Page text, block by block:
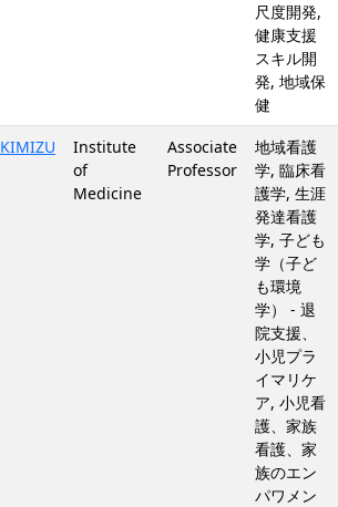
尺度開発,
健康支援
スキル開
発, 地域保
健
Institute
of
Medicine
Associate
Professor
地域看護
学, 臨床看
護学, 生涯
発達看護
学, 子ども
学（子ど
も環境
学） - 退
院支援、
小児プラ
イマリケ
ア, 小児看
護、家族
看護、家
族のエン
パワメン